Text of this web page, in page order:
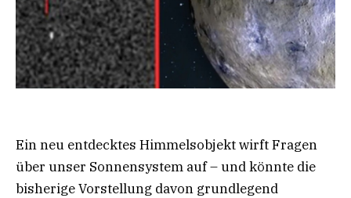
Ein neu entdecktes Himmelsobjekt wirft Fragen
über unser Sonnensystem auf – und könnte die
bisherige Vorstellung davon grundlegend